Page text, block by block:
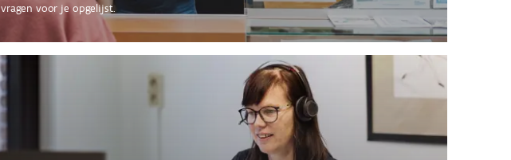
vragen voor je opgelijst.